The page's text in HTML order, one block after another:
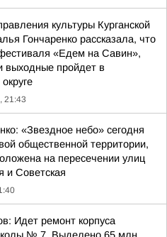
культуры Курганской
Гончаренко рассказала, что
«Едем на Савин»,
выходные пройдет в
21:43
«Звездное небо» сегодня
общественной территории,
на пересечении улиц
и Советская
Идет ремонт корпуса